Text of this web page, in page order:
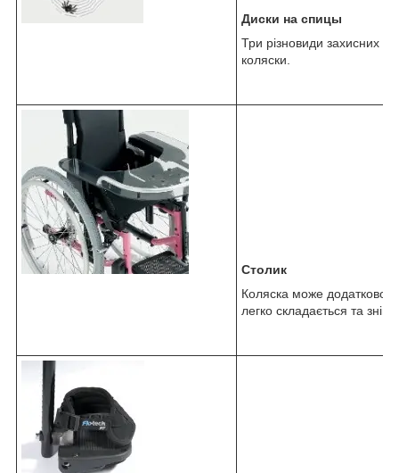
Диски на спицы
Три різновиди захисних
коляски.
Столик
Коляска може додатково
легко складається та